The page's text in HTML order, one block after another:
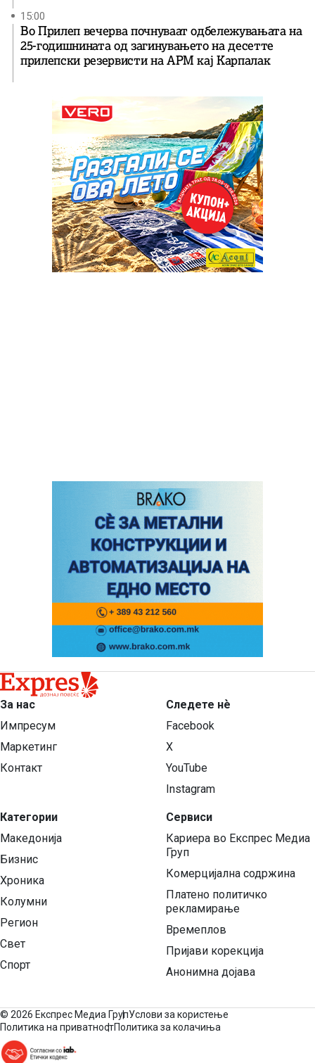
15:00
Во Прилеп вечерва почнуваат одбележувањата на
25-годишнината од загинувањето на десетте
прилепски резервисти на АРМ кај Карпалак
За нас
Импресум
Маркетинг
Контакт
Категории
Македонија
Бизнис
Хроника
Колумни
Регион
Свет
Спорт
Следете нѐ
Facebook
X
YouTube
Instagram
Сервиси
Кариера во Експрес Медиа
Груп
Комерцијална содржина
Платено политичко
рекламирање
Времеплов
Пријави корекција
Анонимна дојава
© 2026 Експрес Медиа ГрупУслови за користење
Политика на приватностПолитика за колачиња